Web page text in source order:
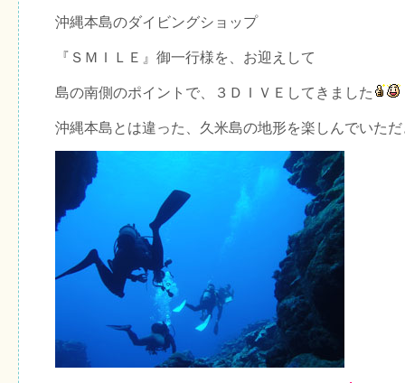
沖縄本島のダイビングショップ
『ＳＭＩＬＥ』御一行様を、お迎えして
島の南側のポイントで、３ＤＩＶＥしてきました
沖縄本島とは違った、久米島の地形を楽しんでいただ